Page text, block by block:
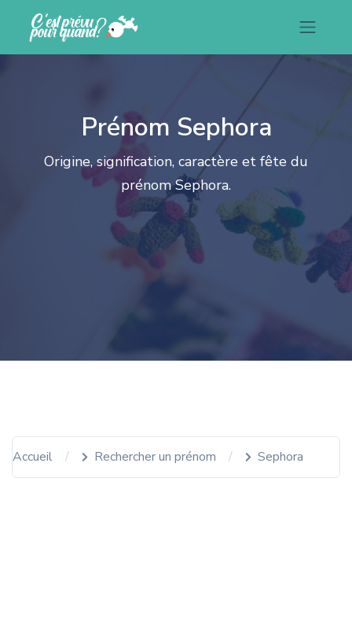
Prénom Sephora
Origine, signification, caractère et fête du
prénom Sephora.
Accueil Rechercher un prénom Sephora